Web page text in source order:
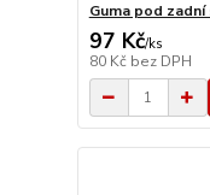
Guma pod
97 Kč/ks
80 Kč bez DPH